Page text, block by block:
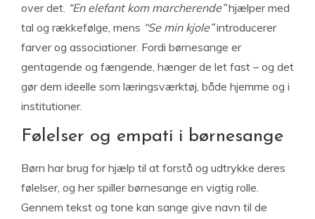
over det. “En elefant kom marcherende”hjælper med
tal og rækkefølge, mens “Se min kjole”introducerer
farver og associationer. Fordi børnesange er
gentagende og fængende, hænger de let fast – og det
gør dem ideelle som læringsværktøj, både hjemme og i
institutioner.
Følelser og empati i børnesange
Børn har brug for hjælp til at forstå og udtrykke deres
følelser, og her spiller børnesange en vigtig rolle.
Gennem tekst og tone kan sange give navn til de